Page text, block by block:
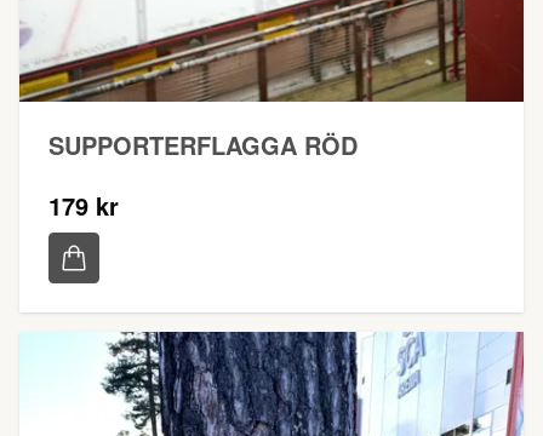
SUPPORTERFLAGGA RÖD
179 kr